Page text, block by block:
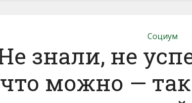
Социум
знали, не
что можно —